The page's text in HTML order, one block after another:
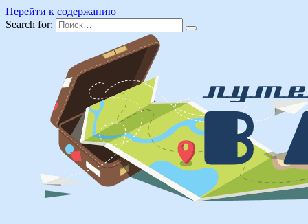
Перейти к содержанию
Search for: